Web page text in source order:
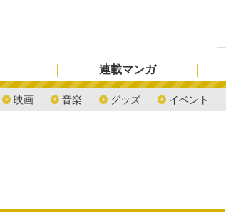
映画 音楽 グッズ イベント
連載マンガ